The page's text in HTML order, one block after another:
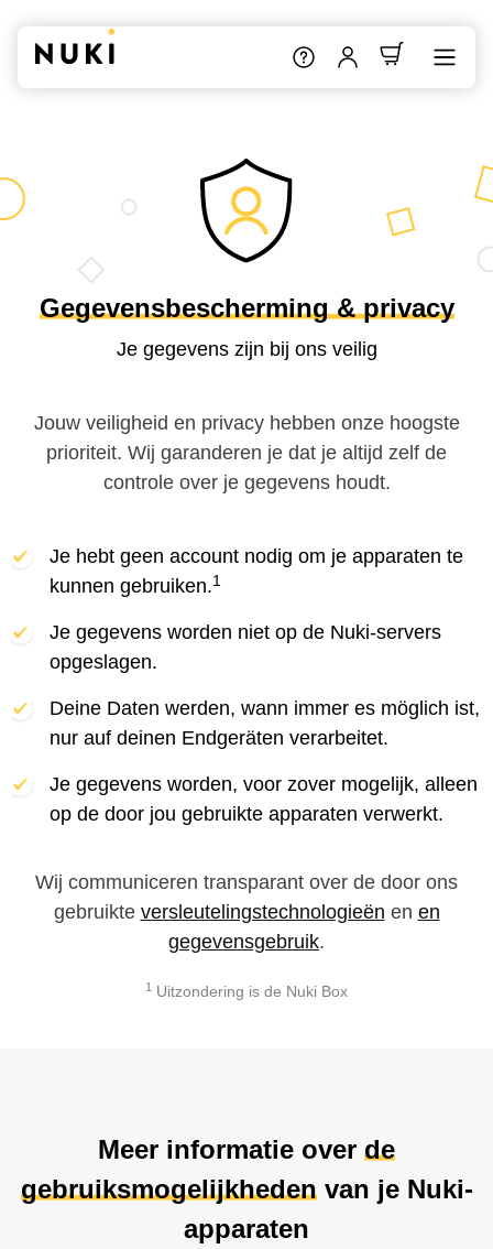
Gegevensbescherming & privacy
Je gegevens zijn bij ons veilig
Jouw veiligheid en privacy hebben onze hoogste
prioriteit. Wij garanderen je dat je altijd zelf de
controle over je gegevens houdt.
Je hebt geen account nodig om je apparaten te
kunnen gebruiken.1
Je gegevens worden niet op de Nuki-servers
opgeslagen.
Deine Daten werden, wann immer es möglich ist,
nur auf deinen Endgeräten verarbeitet.
Je gegevens worden, voor zover mogelijk, alleen
op de door jou gebruikte apparaten verwerkt.
Wij communiceren transparant over de door ons
gebruikte versleutelingstechnologieën en en
gegevensgebruik.
1 Uitzondering is de Nuki Box
Meer informatie over de
gebruiksmogelijkhedenvan je Nuki-
apparaten